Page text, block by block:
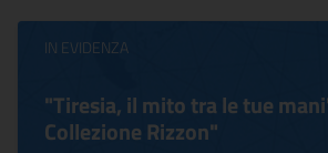
IN EVIDENZA
"Tiresia, il mito tra le tue
Collezione Rizzon"